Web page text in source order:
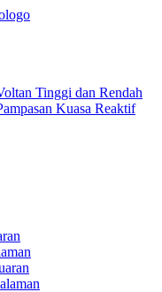
logo
Tinggi dan Rendah
Kuasa Reaktif